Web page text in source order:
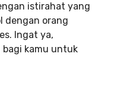
istirahat yang
dengan orang
Ingat ya,
kamu untuk